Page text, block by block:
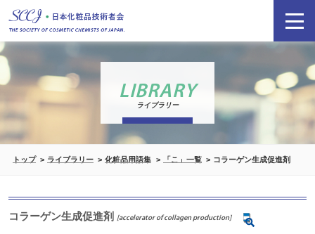
LIBRARY
ライブラリー
トップ ライブラリー 化粧品用語集 「こ」一覧 コラーゲン生成促進剤
コラーゲン生成促進剤 [accelerator of collagen production]